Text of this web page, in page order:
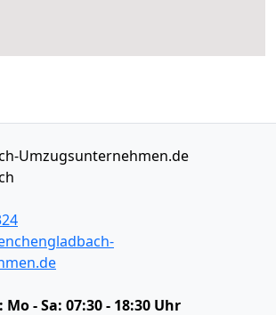
Umzugsunternehmen.de
Mo - Sa: 07:30 - 18:30 Uhr